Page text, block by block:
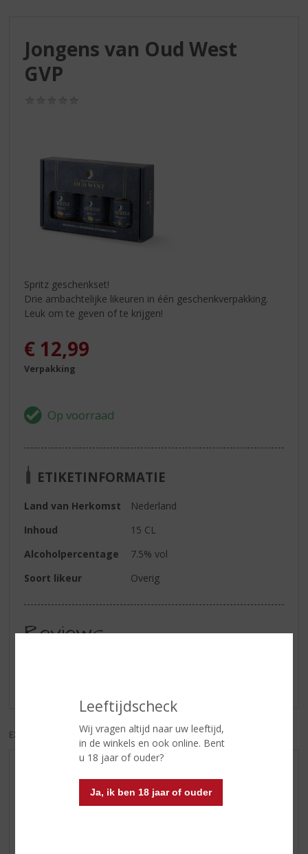
Leeftijdscheck
Wij vragen altijd naar uw leeftijd,
in de winkels en ook online. Bent
u 18 jaar of ouder?
Ja, ik ben 18 jaar of ouder
Jongens van Oud West
GVP
Spritz geschenkset!
Drie ambachtelijke likeuren in één geschenkverpakking.
Leuk om te geven of te krijgen!
€ 12,99
Verpakking
ETIKETINFORMATIE
Land van Herkomst
Nederland
Inhoud
15 CL
Alcoholpercentage
7.5% vol
Soort likeur
Overig
Reviews
EXCL. BTW INCL. BTW
WIJN VAN DE MAAND